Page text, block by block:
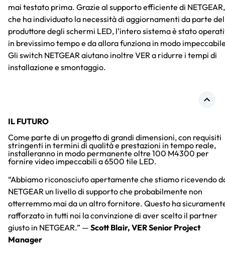
mai testato prima. Grazie al supporto efficiente di NETGEAR,
che ha individuato la necessità di aggiornamenti da parte del
produttore degli schermi LED, l’intero sistema è stato
in brevissimo tempo e da allora funziona in modo
Gli switch NETGEAR aiutano inoltre VER a ridurre i tempi di
installazione e smontaggio.
IL FUTURO
Come parte di un progetto di grandi dimensioni, con requisiti
stringenti in termini di qualità e prestazioni in tempo reale,
installeranno in modo permanente oltre 100 M4300 per
fornire video impeccabili a 6500 tile LED.
“Abbiamo riconosciuto apertamente che stiamo ricevendo
NETGEAR un livello di supporto che probabilmente non
otterremmo mai da un altro fornitore. Questo ha
rafforzato in tutti noi la convinzione di aver scelto il partner
giusto in NETGEAR.” — Scott Blair, VER Senior Project
Manager